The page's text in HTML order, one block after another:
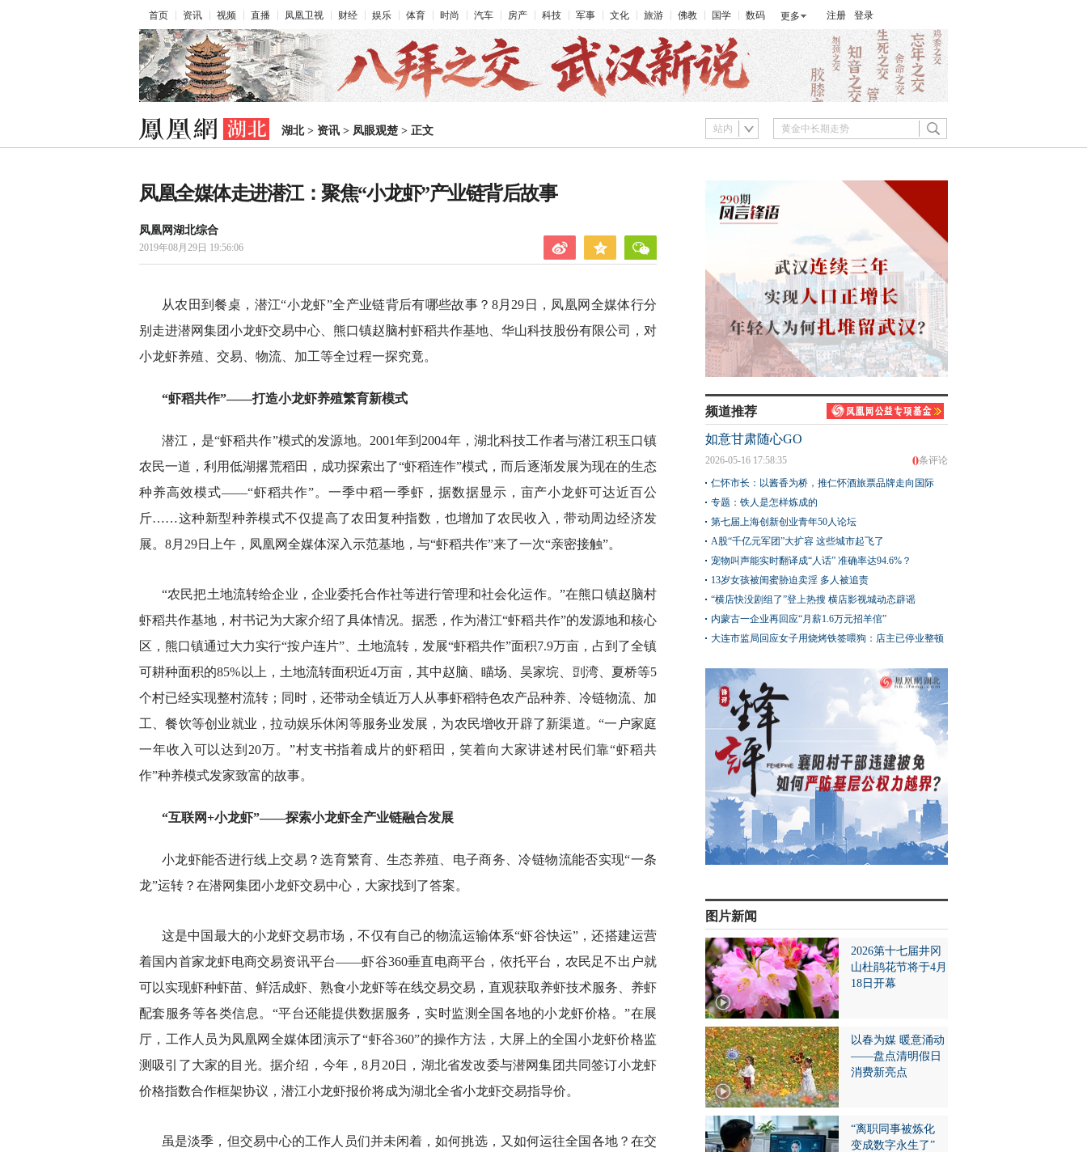
首页 资讯 视频 直播 凤凰卫视 财经 娱乐 体育 时尚 汽车 房产 科技 军事 文化 旅游 佛教 国学 数码 更多 注册 登录
湖北> 资讯 > 凤眼观楚 > 正文 站内
凤凰全媒体走进潜江：聚焦“小龙虾”产业链背后故事
凤凰网湖北综合
2019年08月29日 19:56:06
从农田到餐桌，潜江“小龙虾”全产业链背后有哪些故事？8月29日，凤凰网全媒体行分
别走进潜网集团小龙虾交易中心、熊口镇赵脑村虾稻共作基地、华山科技股份有限公司，对
小龙虾养殖、交易、物流、加工等全过程一探究竟。
“虾稻共作”——打造小龙虾养殖繁育新模式
潜江，是“虾稻共作”模式的发源地。2001年到2004年，湖北科技工作者与潜江积玉口镇
农民一道，利用低湖撂荒稻田，成功探索出了“虾稻连作”模式，而后逐渐发展为现在的生态
种养高效模式——“虾稻共作”。一季中稻一季虾，据数据显示，亩产小龙虾可达近百公
斤……这种新型种养模式不仅提高了农田复种指数，也增加了农民收入，带动周边经济发
展。8月29日上午，凤凰网全媒体深入示范基地，与“虾稻共作”来了一次“亲密接触”。
“农民把土地流转给企业，企业委托合作社等进行管理和社会化运作。”在熊口镇赵脑村
虾稻共作基地，村书记为大家介绍了具体情况。据悉，作为潜江“虾稻共作”的发源地和核心
区，熊口镇通过大力实行“按户连片”、土地流转，发展“虾稻共作”面积7.9万亩，占到了全镇
可耕种面积的85%以上，土地流转面积近4万亩，其中赵脑、瞄场、吴家垸、剅湾、夏桥等5
个村已经实现整村流转；同时，还带动全镇近万人从事虾稻特色农产品种养、冷链物流、加
工、餐饮等创业就业，拉动娱乐休闲等服务业发展，为农民增收开辟了新渠道。“一户家庭
一年收入可以达到20万。”村支书指着成片的虾稻田，笑着向大家讲述村民们靠“虾稻共
作”种养模式发家致富的故事。
“互联网+小龙虾”——探索小龙虾全产业链融合发展
小龙虾能否进行线上交易？选育繁育、生态养殖、电子商务、冷链物流能否实现“一条
龙”运转？在潜网集团小龙虾交易中心，大家找到了答案。
这是中国最大的小龙虾交易市场，不仅有自己的物流运输体系“虾谷快运”，还搭建运营
着国内首家龙虾电商交易资讯平台——虾谷360垂直电商平台，依托平台，农民足不出户就
可以实现虾种虾苗、鲜活成虾、熟食小龙虾等在线交易交易，直观获取养虾技术服务、养虾
配套服务等各类信息。“平台还能提供数据服务，实时监测全国各地的小龙虾价格。”在展
厅，工作人员为凤凰网全媒体团演示了“虾谷360”的操作方法，大屏上的全国小龙虾价格监
测吸引了大家的目光。据介绍，今年，8月20日，湖北省发改委与潜网集团共同签订小龙虾
价格指数合作框架协议，潜江小龙虾报价将成为湖北全省小龙虾交易指导价。
虽是淡季，但交易中心的工作人员们并未闲着，如何挑选，又如何运往全国各地？在交
频道推荐
如意甘肃随心GO
0条评论
2026-05-16 17:58:35
仁怀市长：以酱香为桥，推仁怀酒旅票品牌走向国际
专题：铁人是怎样炼成的
第七届上海创新创业青年50人论坛
A股“千亿元军团”大扩容 这些城市起飞了
宠物叫声能实时翻译成“人话” 准确率达94.6%？
13岁女孩被闺蜜胁迫卖淫 多人被追责
“横店快没剧组了”登上热搜 横店影视城动态辟谣
内蒙古一企业再回应“月薪1.6万元招羊倌”
大连市监局回应女子用烧烤铁签喂狗：店主已停业整顿
图片新闻
2026第十七届井冈
山杜鹃花节将于4月
18日开幕
以春为媒 暖意涌动
——盘点清明假日
消费新亮点
“离职同事被炼化
变成数字永生了”